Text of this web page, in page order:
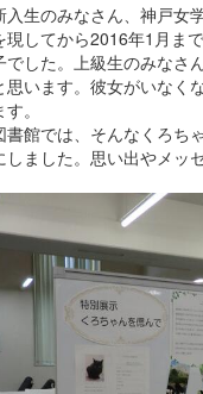
生のみなさん、神戸女学
現してから2016年1月ま
でした。上級生のみなさ
思います。彼女がいなく
。
館では、そんなくろちゃ
しました。思い出やメッ